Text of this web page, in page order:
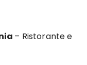
– Ristorante e